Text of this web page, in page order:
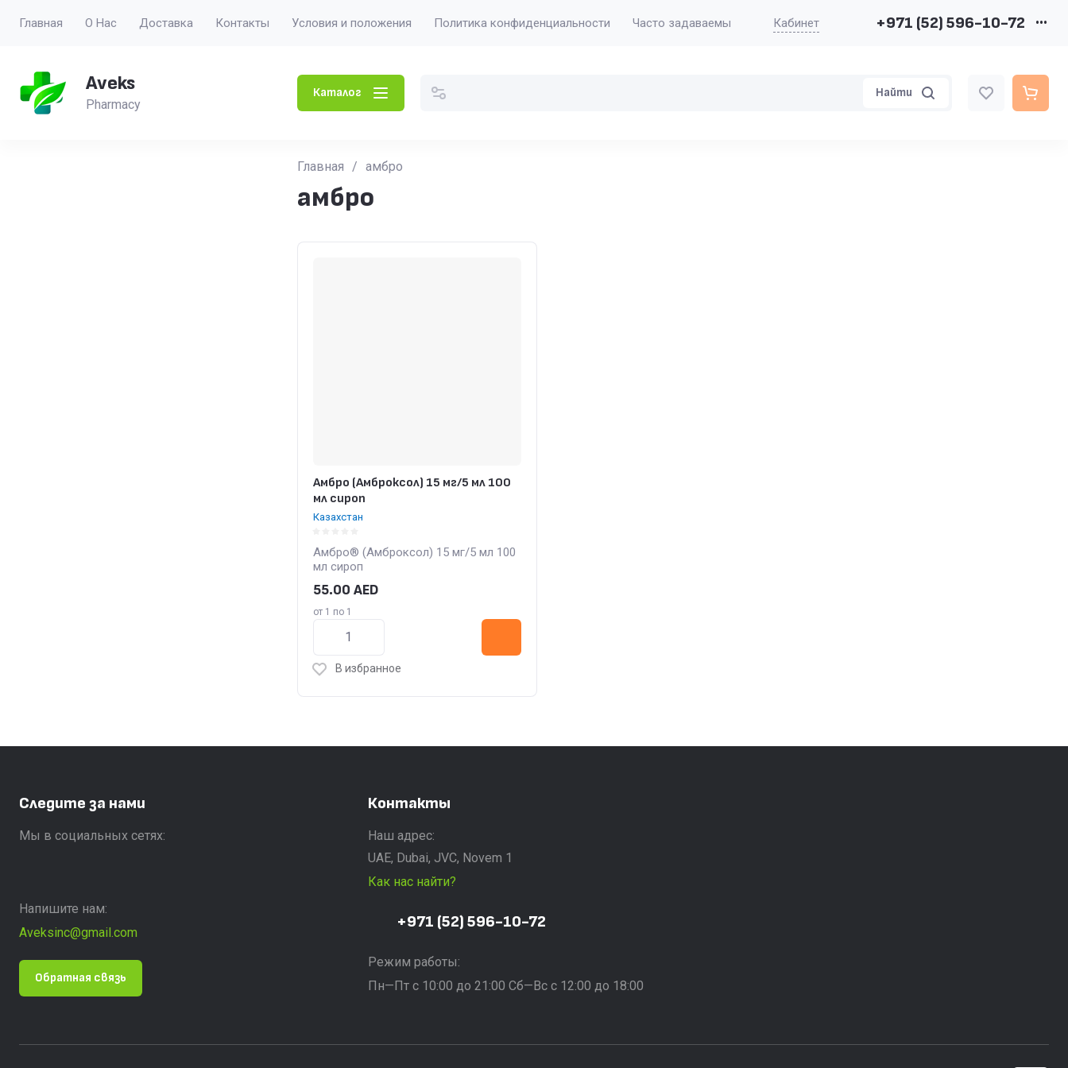
Главная О Нас Доставка Контакты Условия и положения Политика конфиденциальности Часто задаваемые вопросы (FAQ)
Кабинет +971 (52) 596-10-72 •••
Aveks
Pharmacy
Каталог Найти
Главная / амбро
амбро
Амбро (Амброксол) 15 мг/5 мл 100
мл сироп
Казахстан
Амбро® (Амброксол) 15 мг/5 мл 100
мл сироп
55.00 AED
от 1 по 1
В избранное
Следите за нами
Мы в социальных сетях:
Напишите нам:
Aveksinc@gmail.com
Обратная связь
Контакты
Наш адрес:
UAE, Dubai, JVC, Novem 1
Как нас найти?
+971 (52) 596-10-72
Режим работы:
Пн—Пт с 10:00 до 21:00 Сб—Вс с 12:00 до 18:00